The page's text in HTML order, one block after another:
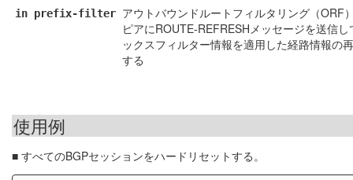
in prefix-filter アウトバウンドルートフィルタリング（ORF
ピアにROUTE-REFRESHメッセージを送信
ックスフィルター情報を適用した経路情報の
する
使用例
■ すべてのBGPセッションをハードリセットする。